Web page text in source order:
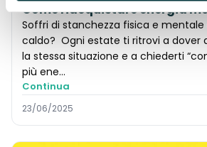
Come riacquistare energia
Soffri di stanchezza fisica e mentale
caldo? Ogni estate ti ritrovi a dover
la stessa situazione e a chiederti
più ene...
Continua
23/06/2025